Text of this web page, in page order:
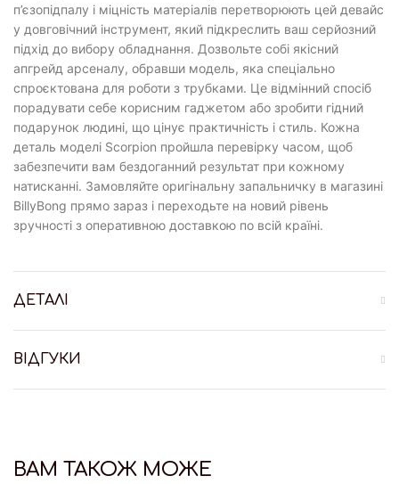
п’єзопідпалу і міцність матеріалів перетворюють цей девайс
у довговічний інструмент, який підкреслить ваш серйозний
підхід до вибору обладнання. Дозвольте собі якісний
апгрейд арсеналу, обравши модель, яка спеціально
спроєктована для роботи з трубками. Це відмінний спосіб
порадувати себе корисним гаджетом або зробити гідний
подарунок людині, що цінує практичність і стиль. Кожна
деталь моделі Scorpion пройшла перевірку часом, щоб
забезпечити вам бездоганний результат при кожному
натисканні. Замовляйте оригінальну запальничку в магазині
BillyBong прямо зараз і переходьте на новий рівень
зручності з оперативною доставкою по всій країні.
ДЕТАЛІ
ВІДГУКИ
ВАМ ТАКОЖ МОЖЕ